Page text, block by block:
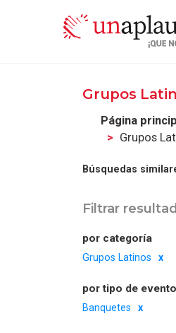
Grupos
Página
Grupos
Búsquedas
Filtrar
por categoría
Grupos Latinos
por tipo de evento
Banquetes